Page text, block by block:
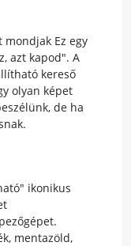
Ez egy
azt kapod". A
kereső
olyan képet
de ha
ikonikus
mentazöld,